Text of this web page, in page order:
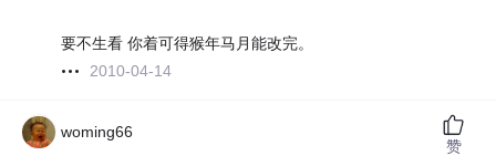
要不生看 你着可得猴年马月能改完。
2010-04-14
woming66
赞